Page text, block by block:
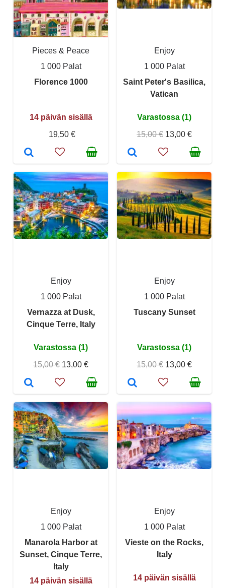
Pieces & Peace
1 000 Palat
Florence 1000
14 päivän sisällä
19,50 €
Enjoy
1 000 Palat
Saint Peter's Basilica,
Vatican
Varastossa (1)
15,00 € 13,00 €
Enjoy
1 000 Palat
Vernazza at Dusk,
Cinque Terre, Italy
Varastossa (1)
15,00 € 13,00 €
Enjoy
1 000 Palat
Tuscany Sunset
Varastossa (1)
15,00 € 13,00 €
Enjoy
1 000 Palat
Manarola Harbor at
Sunset, Cinque Terre,
Italy
14 päivän sisällä
Enjoy
1 000 Palat
Vieste on the Rocks,
Italy
14 päivän sisällä